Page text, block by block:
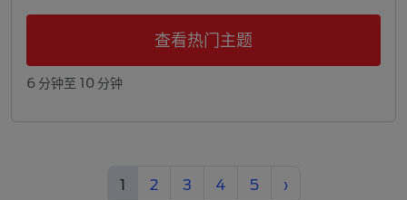
查看热门主题
6 分钟至 10 分钟
1 (current)
2 3 4 5 ›Next